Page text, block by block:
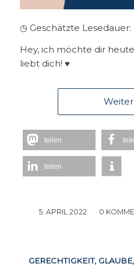
◷ Geschätzte Lesedauer:
Hey, ich möchte dir
liebt dich! ♥
teilen
teilen
5. APRIL 2022
/ 0 /
GERECHTIGKEIT, GLAUBE,